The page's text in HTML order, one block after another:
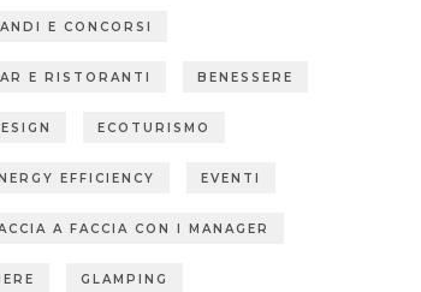
E CONCORSI
E RISTORANTI BENESSERE
ECOTURISMO
EFFICIENCY EVENTI
A FACCIA CON I MANAGER
GLAMPING